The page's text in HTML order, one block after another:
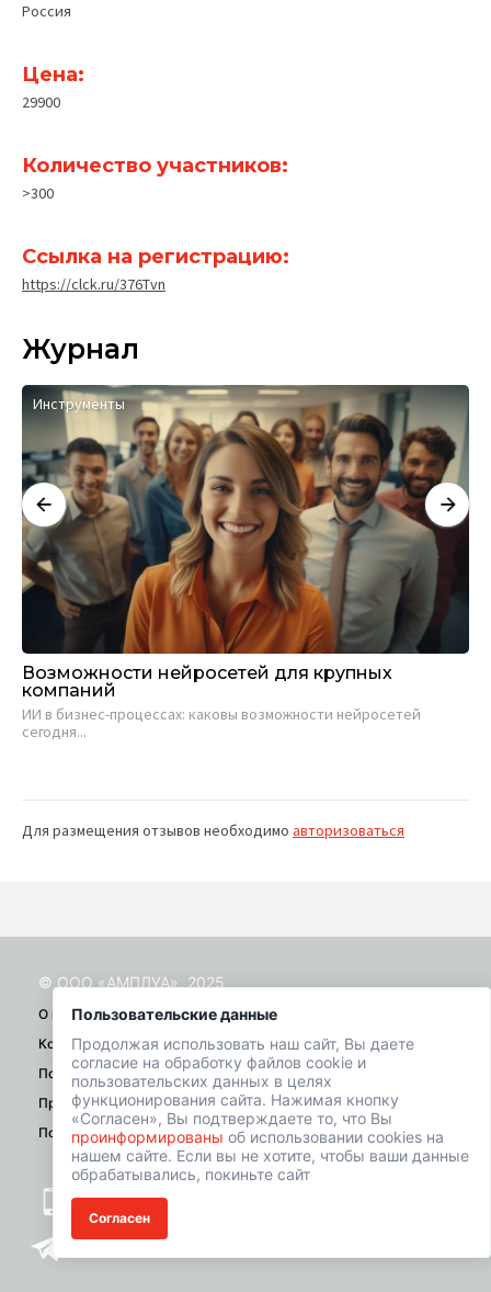
Россия
Цена:
29900
Количество участников:
>300
Ссылка на регистрацию:
https://clck.ru/376Tvn
Журнал
Инструменты
Возможности нейросетей для крупных
компаний
ИИ в бизнес-процессах: каковы возможности нейросетей
сегодня...
Для размещения отзывов необходимо авторизоваться
Пользовательские данные
Продолжая использовать наш сайт, Вы даете
согласие на обработку файлов cookie и
пользовательских данных в целях
функционирования сайта. Нажимая кнопку
«Согласен», Вы подтверждаете то, что Вы
проинформированы об использовании cookies на
нашем сайте. Если вы не хотите, чтобы ваши данные
обрабатывались, покиньте сайт
Согласен
© ООО «АМПЛУА», 2025
О проекте
Контакты
Помощь
Правила
Политика конфиденциальности
+7 (901) 518-01-49